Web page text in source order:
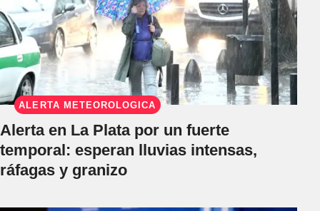
ALERTA METEOROLÓGICA
Alerta en La Plata por un fuerte
temporal: esperan lluvias intensas,
ráfagas y granizo